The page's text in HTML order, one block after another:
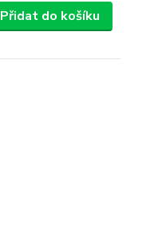
Přidat do košíku